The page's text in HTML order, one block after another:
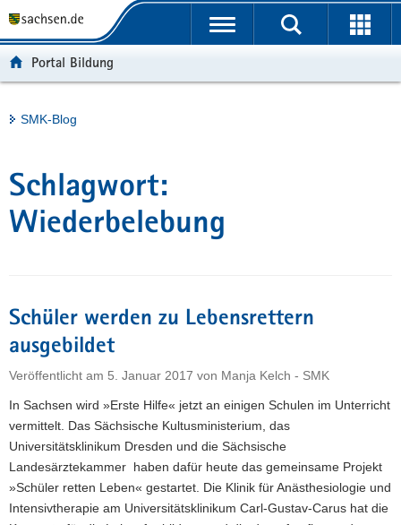
t
e
r
g
r
e
n
e
N
a
v
i
g
a
u
h
a
l
t
e
v
e
Portalübergreifende
Portal Bildung
Hauptinhalt
SMK-Blog
Schlagwort:
Wiederbelebung
Schüler werden zu Lebensrettern
ausgebildet
Veröffentlicht am 5. Januar 2017 von Manja Kelch - SMK
In Sachsen wird »Erste Hilfe« jetzt an einigen Schulen im Unterricht
vermittelt. Das Sächsische Kultusministerium, das
Universitätsklinikum Dresden und die Sächsische
Landesärztekammer haben dafür heute das gemeinsame Projekt
»Schüler retten Leben« gestartet. Die Klinik für Anästhesiologie und
Intensivtherapie am Universitätsklinikum Carl-Gustav-Carus hat die